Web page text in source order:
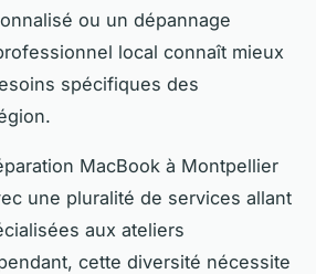
ou un dépannage
local connaît mieux
spécifiques des
MacBook à Montpellier
une pluralité de services allant
aux ateliers
cette diversité nécessite